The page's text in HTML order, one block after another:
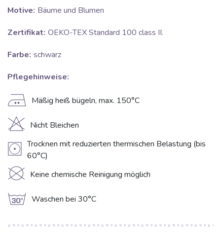
Motive: Bäume und Blumen
Zertifikat: OEKO-TEX Standard 100 class II.
Farbe: schwarz
Pflegehinweise:
E Mäßig heiß bügeln, max. 150°C
H Nicht Bleichen
V Trocknen mit reduzierten thermischen Belastung (bis
60°C)
K Keine chemische Reinigung möglich
g Waschen bei 30°C